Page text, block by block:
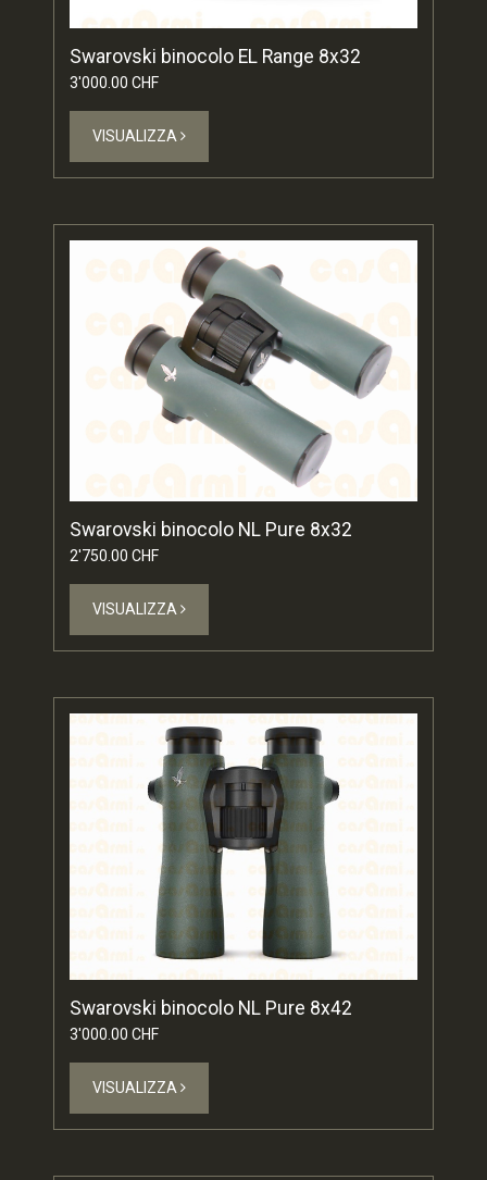
Swarovski binocolo EL Range 8x32
3'000.00 CHF
VISUALIZZA
Swarovski binocolo NL Pure 8x32
2'750.00 CHF
VISUALIZZA
Swarovski binocolo NL Pure 8x42
3'000.00 CHF
VISUALIZZA